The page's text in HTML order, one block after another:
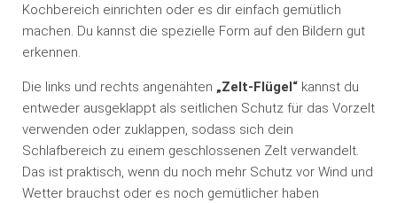
Kochbereich einrichten oder es dir einfach gemütlich
machen. Du kannst die spezielle Form auf den Bildern gut
erkennen.
Die links und rechts angenähten „Zelt-Flügel“ kannst du
entweder ausgeklappt als seitlichen Schutz für das Vorzelt
verwenden oder zuklappen, sodass sich dein
Schlafbereich zu einem geschlossenen Zelt verwandelt.
Das ist praktisch, wenn du noch mehr Schutz vor Wind und
Wetter brauchst oder es noch gemütlicher haben